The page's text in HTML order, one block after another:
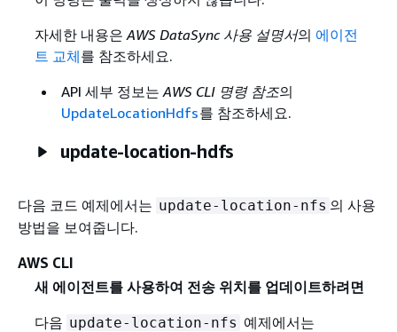
자세한 내용은 AWS DataSync 사용 설명서의 에이전
트 교체를 참조하세요.
API 세부 정보는 AWS CLI 명령 참조의
UpdateLocationHdfs를 참조하세요.
update-location-hdfs
다음 코드 예제에서는 update-location-nfs 의 사용
방법을 보여줍니다.
AWS CLI
새 에이전트를 사용하여 전송 위치를 업데이트하려면
다음 update-location-nfs 예제에서는